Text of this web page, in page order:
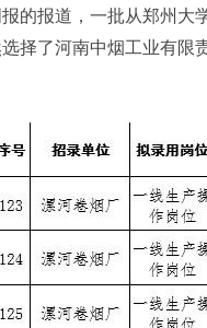
的报道，一批从郑州大
择了河南中烟工业有限